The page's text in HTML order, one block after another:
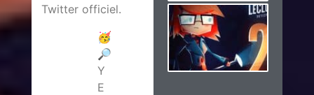
Twitter officiel.
🥳
🔎
Y
E